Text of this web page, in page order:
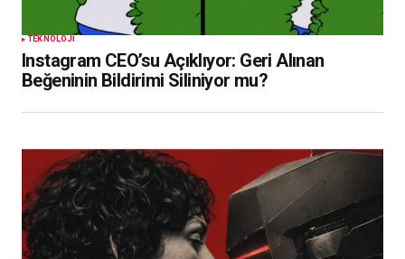
TEKNOLOJI
Instagram CEO’su Açıklıyor: Geri Alınan
Beğeninin Bildirimi Siliniyor mu?